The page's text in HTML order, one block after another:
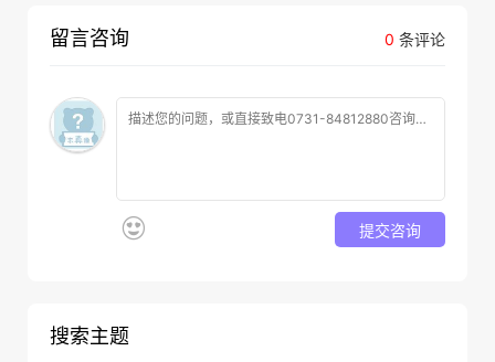
0 条评论
留言咨询
提交咨询
搜索主题